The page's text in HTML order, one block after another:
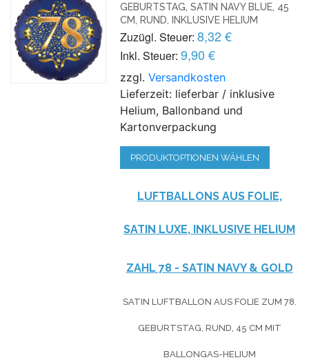
GEBURTSTAG, SATIN NAVY BLUE, 45
CM, RUND, INKLUSIVE HELIUM
Zuzügl. Steuer: 8,32 €
Inkl. Steuer: 9,90 €
zzgl.Versandkosten
Lieferzeit: lieferbar / inklusive
Helium, Ballonband und
Kartonverpackung
PRODUKTOPTIONEN WÄHLEN
LUFTBALLONS AUS FOLIE,
SATIN LUXE, INKLUSIVE HELIUM
ZAHL 78 - SATIN NAVY & GOLD
SATIN LUFTBALLON AUS FOLIE ZUM 78.
GEBURTSTAG, RUND, 45 CM MIT
BALLONGAS-HELIUM